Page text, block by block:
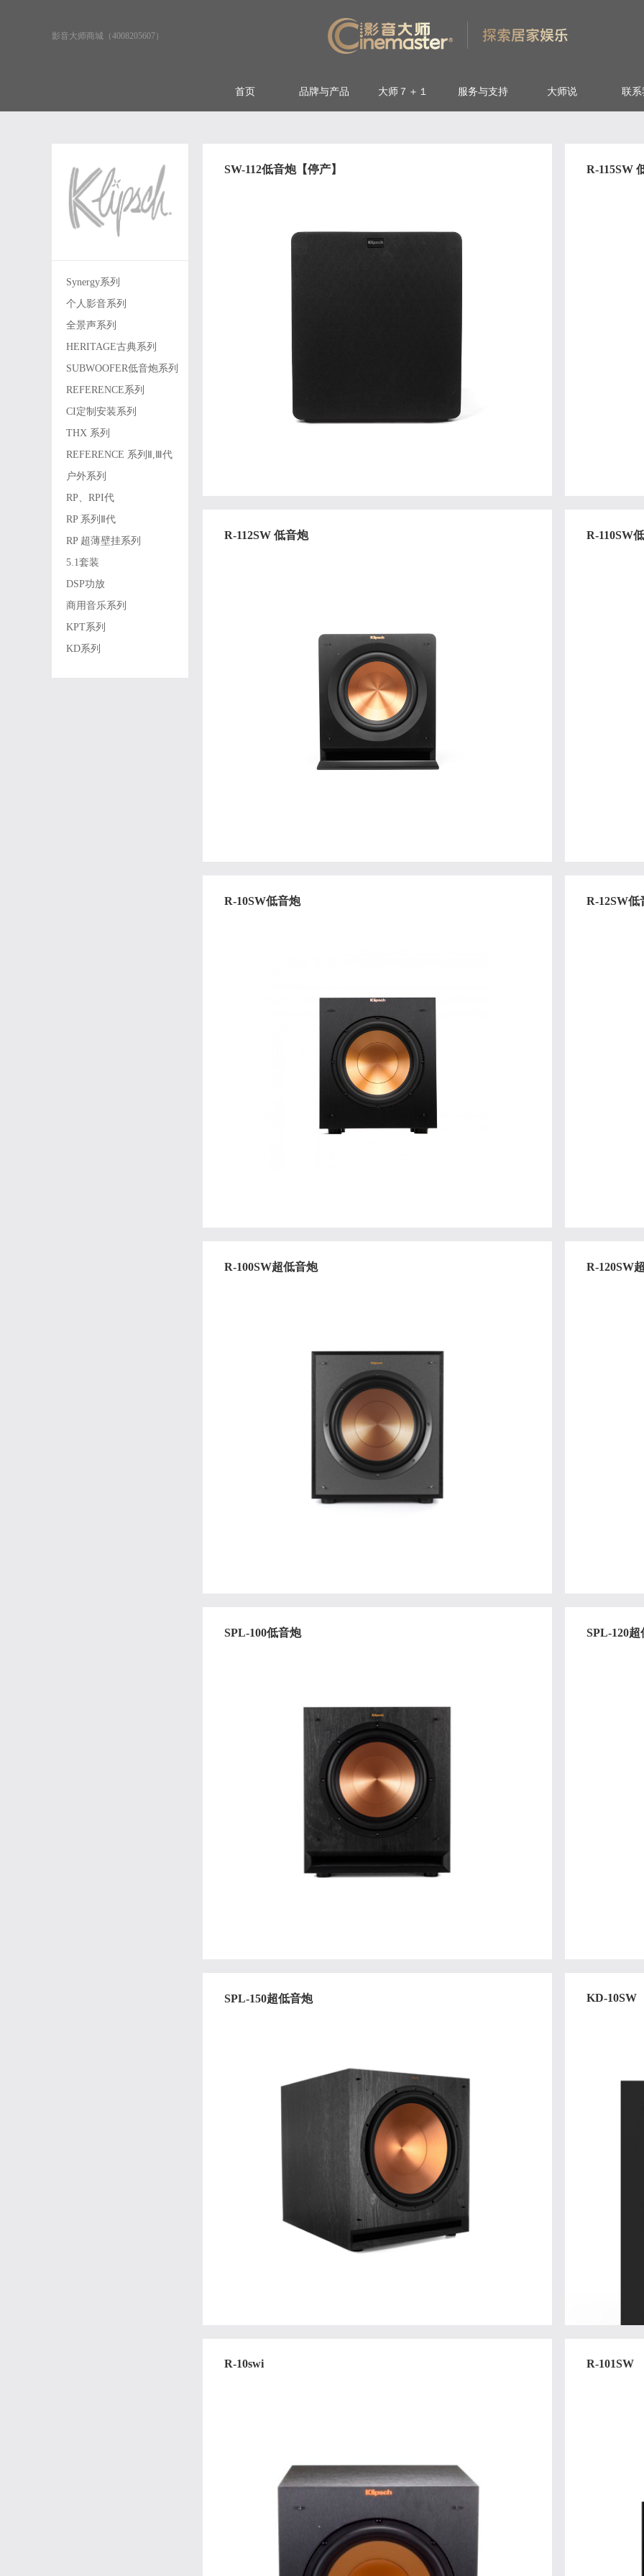
影音大师商城（4008205607）
首页 品牌与产品 大师７＋１ 服务与支持 大师说 联系
Synergy系列
个人影音系列
全景声系列
HERITAGE古典系列
SUBWOOFER低音炮系列
REFERENCE系列
CI定制安装系列
THX 系列
REFERENCE 系列Ⅱ,Ⅲ代
户外系列
RP、RPI代
RP 系列Ⅱ代
RP 超薄壁挂系列
5.1套装
DSP功放
商用音乐系列
KPT系列
KD系列
SW-112低音炮【停产】 R-115SW
R-112SW 低音炮 R-110SW
R-10SW低音炮 R-12SW低
R-100SW超低音炮 R-120SW
SPL-100低音炮 SPL-120超
SPL-150超低音炮 KD-10SW
R-10swi R-101SW